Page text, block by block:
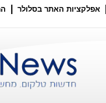
אפלקציות האתר בסלולר